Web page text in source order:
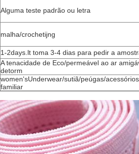
Alguma teste padrão ou letra
malha/crochetijng
1-2days.lt toma 3-4 dias para pedir a
A tenacidade de Eco/permeável ao ar
detorm
women'sUnderwear/sutiã/peúgas/
familiar